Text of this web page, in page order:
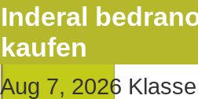
Inderal
kaufen
Aug 7, 2026